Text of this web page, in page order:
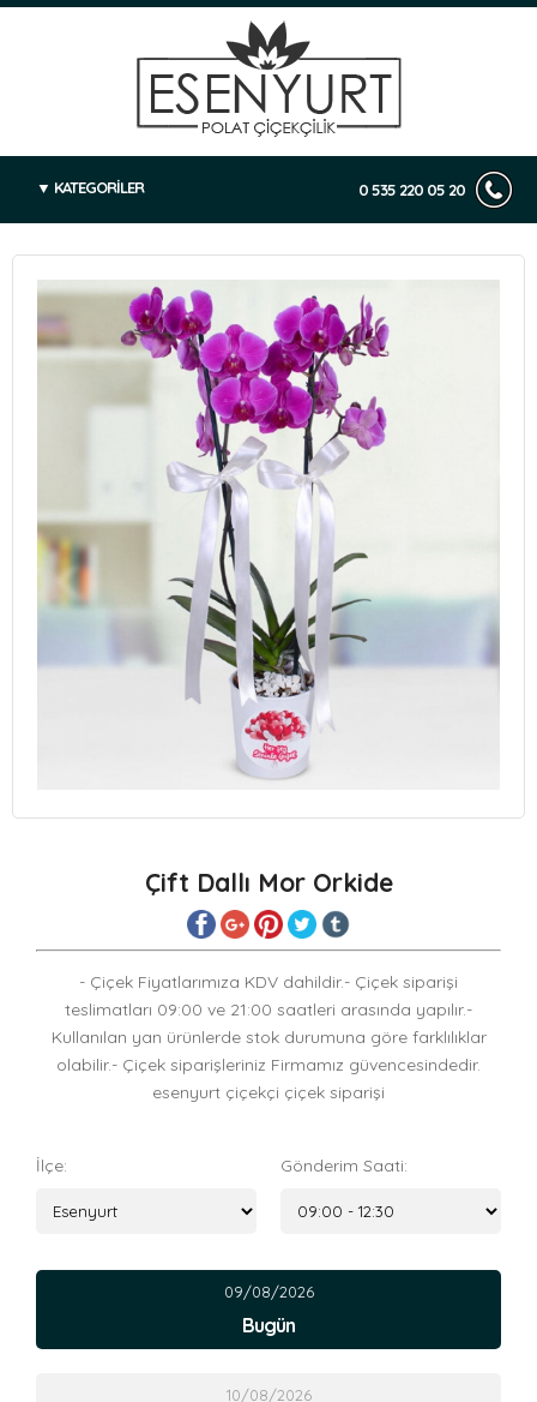
KATEGORİLER 0 535 220 05 20
Çift Dallı Mor Orkide
- Çiçek Fiyatlarımıza KDV dahildir.- Çiçek siparişi
teslimatları 09:00 ve 21:00 saatleri arasında yapılır.-
Kullanılan yan ürünlerde stok durumuna göre farklılıklar
olabilir.- Çiçek siparişleriniz Firmamız güvencesindedir.
esenyurt çiçekçi çiçek siparişi
İlçe: Gönderim Saati:
09/08/2026
Bugün
10/08/2026